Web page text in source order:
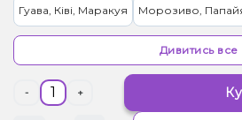
Гуава, Ківі, Маракуя Морозиво,
Зефір, Какао Ківі
Грейпфрут, Полуниця, Малина
Дивитись все
- +